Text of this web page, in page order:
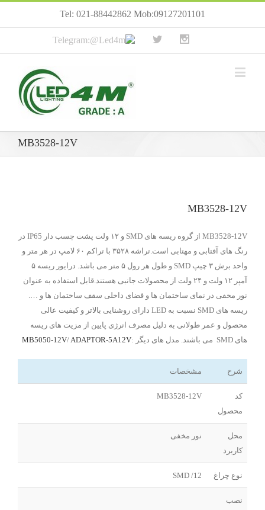
Tel: 021-88442862 Mob:09127201101
MB3528-12V
MB3528-12V
MB3528-12V از گروه ریسه های SMD و ۱۲ ولت پشت چسب دار IP65 در
رنگ های آفتابی و مهتابی است.تراشه ۳۵۲۸ با تراکم ۶۰ لامپ در هر متر و
واحد برش ۳ چیپ SMD و طول هر رول ۵ متر می باشد. درایور ریسه ۵
آمپر ۱۲ ولت و ۲۴ ولت از محصولات جانبی هستند.قابل استفاده به عنوان
نور مخفی در نمای ساختمان ها و فضای داخلی سقف ساختمان ها و ….
ریسه های SMD نسبت به LED دارای روشنایی بالاتر و کیفیت عالی
محصول و عمر طولانی به دلیل مصرف انرژی پایین از مزیت های ریسه
های SMD می باشند. مدل های دیگر :
MB5050-12V/ ADAPTOR-5A12V
شرح مشخصات
کد
محصول
MB3528-12V
محل
کاربرد
نور مخفی
نوع چراغ SMD /12
نصب